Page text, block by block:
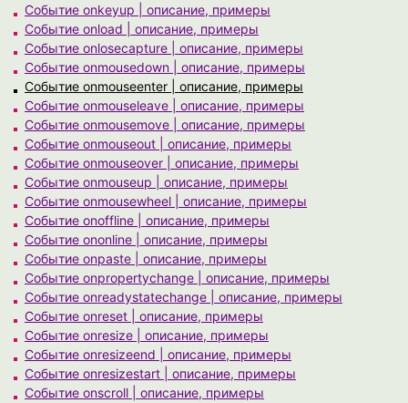
Событие onkeyup | описание, примеры
Событие onload | описание, примеры
Событие onlosecapture | описание, примеры
Событие onmousedown | описание, примеры
Событие onmouseenter | описание, примеры
Событие onmouseleave | описание, примеры
Событие onmousemove | описание, примеры
Событие onmouseout | описание, примеры
Событие onmouseover | описание, примеры
Событие onmouseup | описание, примеры
Событие onmousewheel | описание, примеры
Событие onoffline | описание, примеры
Событие ononline | описание, примеры
Событие onpaste | описание, примеры
Событие onpropertychange | описание, примеры
Событие onreadystatechange | описание, примеры
Событие onreset | описание, примеры
Событие onresize | описание, примеры
Событие onresizeend | описание, примеры
Событие onresizestart | описание, примеры
Событие onscroll | описание, примеры